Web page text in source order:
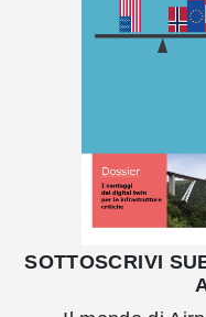
SOTTOSCRIVI